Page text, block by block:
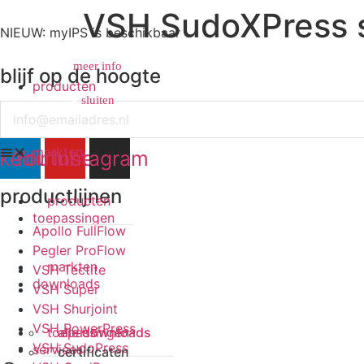
NIEUW: myIPS is beschikbaar
meer info
sluiten
sluiten
producten
markten
toepassingen
downloads
alle downloads
certificaten
services
producten
markten
toepassingen
VSH SudoXPress
blijf op de hoogte
YoutubeInstagram
productlijnen
Apollo FullFlow
Pegler ProFlow
VSH Tectite
VSH Super
VSH Shurjoint
VSH PowerPress
VSH SudoPress